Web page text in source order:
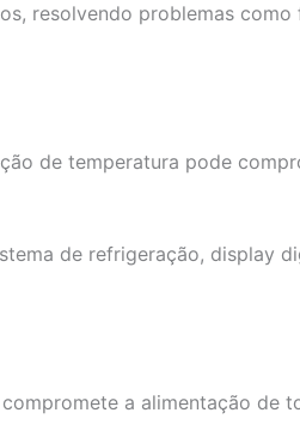
resolvendo problemas
de temperatura pode
de refrigeração, display
a alimentação de